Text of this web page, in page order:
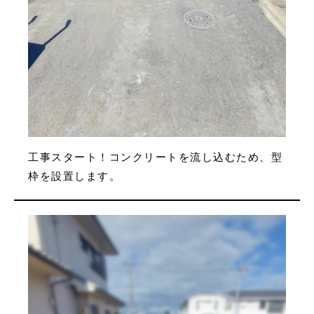
工事スタート！コンクリートを流し込むため、型
枠を設置します。